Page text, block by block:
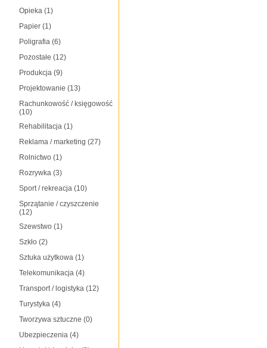
Opieka (1)
Papier (1)
Poligrafia (6)
Pozostałe (12)
Produkcja (9)
Projektowanie (13)
Rachunkowość / księgowość
(10)
Rehabilitacja (1)
Reklama / marketing (27)
Rolnictwo (1)
Rozrywka (3)
Sport / rekreacja (10)
Sprzątanie / czyszczenie
(12)
Szewstwo (1)
Szkło (2)
Sztuka użytkowa (1)
Telekomunikacja (4)
Transport / logistyka (12)
Turystyka (4)
Tworzywa sztuczne (0)
Ubezpieczenia (4)